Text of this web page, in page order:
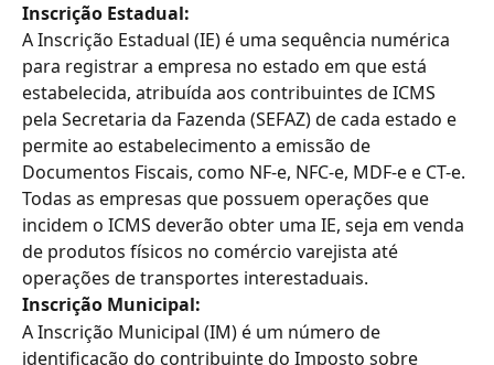
Inscrição Estadual:
A Inscrição Estadual (IE) é uma sequência numérica
para registrar a empresa no estado em que está
estabelecida, atribuída aos contribuintes de ICMS
pela Secretaria da Fazenda (SEFAZ) de cada estado e
permite ao estabelecimento a emissão de
Documentos Fiscais, como NF-e, NFC-e, MDF-e e CT-e.
Todas as empresas que possuem operações que
incidem o ICMS deverão obter uma IE, seja em venda
de produtos físicos no comércio varejista até
operações de transportes interestaduais.
Inscrição Municipal:
A Inscrição Municipal (IM) é um número de
identificação do contribuinte do Imposto sobre